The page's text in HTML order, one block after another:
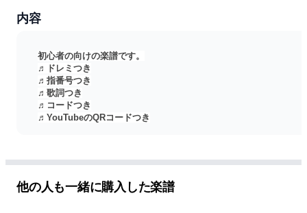
内容
初心者の向けの楽譜です。
♬ドレミつき
♬指番号つき
♬歌詞つき
♬コードつき
♬YouTubeのQRコードつき
います。
他の人も一緒に購入した楽譜